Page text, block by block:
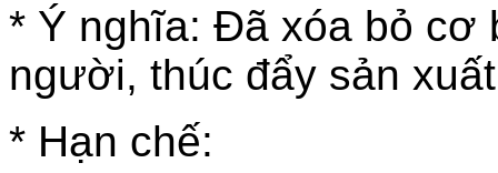
* Ý nghĩa: Đã xóa bỏ cơ
người, thúc đẩy sản
* Hạn chế: